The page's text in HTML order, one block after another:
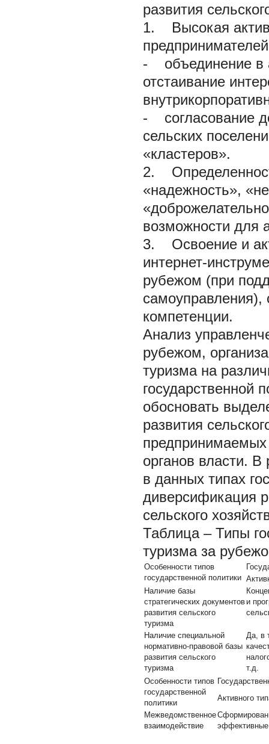
развития
1. Высокая
-
объединение в
отстаивание
-
согласование
сельских
«кластеров».
2.
«надежность»,
возможности для
3. Освоение и
интернет-
рубежом (при
самоуправления),
компетенции.
Анализ
рубежом,
туризма на
государственной
обосновать
развития
предпринимаемых
органов власти.
в данных типах
диверсификация
сельского
Таблица – Типы
туризма за
Особенности типов
государственной политики
Наличие базы
стратегических документов
развития сельского
туризма
и
Наличие специальной
нормативно-правовой базы
развития сельского
туризма
Да, в
т.д.
Особенности типов
государственной
политики
Активного
Межведомственное
взаимодействие